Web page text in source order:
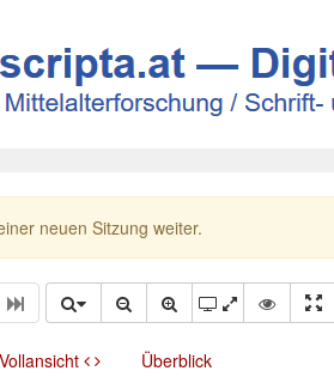
neuen Sitzung weiter.
Vollansicht Überblick